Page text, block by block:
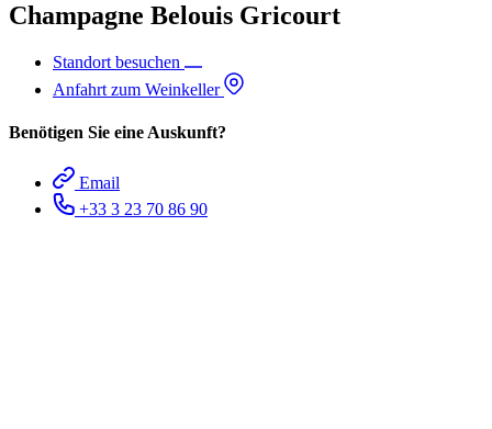
Champagne Belouis Gricourt
Standort besuchen
Anfahrt zum Weinkeller
Benötigen Sie eine Auskunft?
Email
+33 3 23 70 86 90